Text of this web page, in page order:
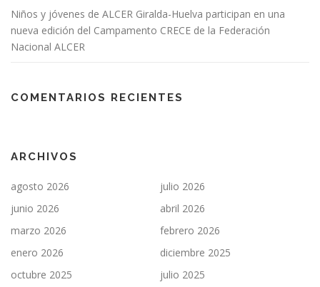
Niños y jóvenes de ALCER Giralda-Huelva participan en una
nueva edición del Campamento CRECE de la Federación
Nacional ALCER
COMENTARIOS RECIENTES
ARCHIVOS
agosto 2026
julio 2026
junio 2026
abril 2026
marzo 2026
febrero 2026
enero 2026
diciembre 2025
octubre 2025
julio 2025